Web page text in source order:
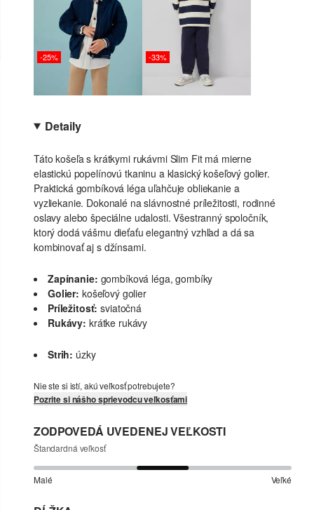
-25% -33%
Detaily
Táto košeľa s krátkymi rukávmi Slim Fit má mierne
elastickú popelínovú tkaninu a klasický košeľový golier.
Praktická gombíková léga uľahčuje obliekanie a
vyzliekanie. Dokonalé na slávnostné príležitosti, rodinné
oslavy alebo špeciálne udalosti. Všestranný spoločník,
ktorý dodá vášmu dieťaťu elegantný vzhľad a dá sa
kombinovať aj s džínsami.
Zapínanie: gombíková léga, gombíky
Golier: košeľový golier
Príležitosť: sviatočná
Rukávy: krátke rukávy
Strih: úzky
Nie ste si istí, akú veľkosť potrebujete?
Pozrite si nášho sprievodcu veľkosťami
ZODPOVEDÁ UVEDENEJ VEĽKOSTI
Štandardná veľkosť
Malé Veľké